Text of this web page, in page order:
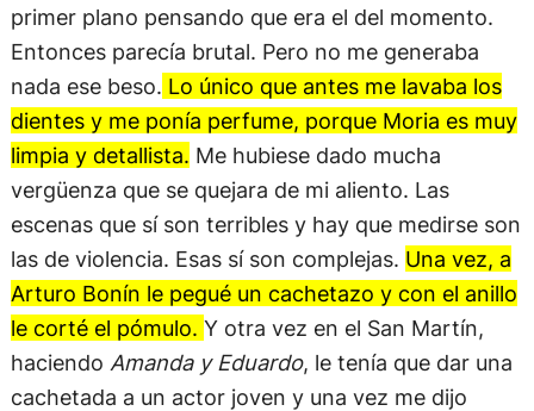
primer plano pensando que era el del momento.
Entonces parecía brutal. Pero no me generaba
nada ese beso. Lo único que antes me lavaba los
dientes y me ponía perfume, porque Moria es muy
limpia y detallista. Me hubiese dado mucha
vergüenza que se quejara de mi aliento. Las
escenas que sí son terribles y hay que medirse son
las de violencia. Esas sí son complejas. Una vez, a
Arturo Bonín le pegué un cachetazo y con el anillo
le corté el pómulo. Y otra vez en el San Martín,
haciendo Amanda y Eduardo, le tenía que dar una
cachetada a un actor joven y una vez me dijo